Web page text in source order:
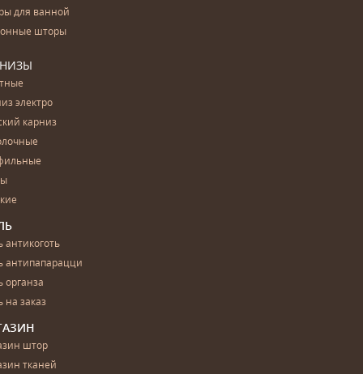
для ванной
шторы
электро
карниз
антикоготь
антипапарацци
органза
на заказ
штор
тканей